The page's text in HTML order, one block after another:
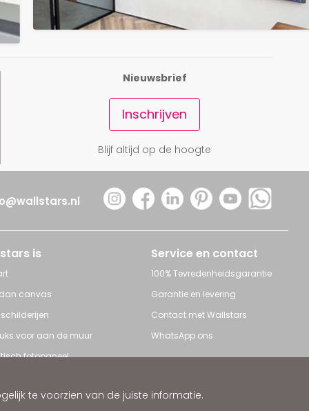
te voorzien van de juiste informatie.
Nieuwsbrief
Inschrijven
Blijf altijd op de hoogte
is
canvas
voor aan de muur
fotopaneel
Service en contact
100% Tevredenheidsgarantie
Garantie en levering
Contact met Wallstars
WhatsApp ons